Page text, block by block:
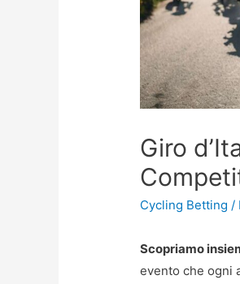
Giro
Cycling Betting /
Scopriamo
evento che ogni